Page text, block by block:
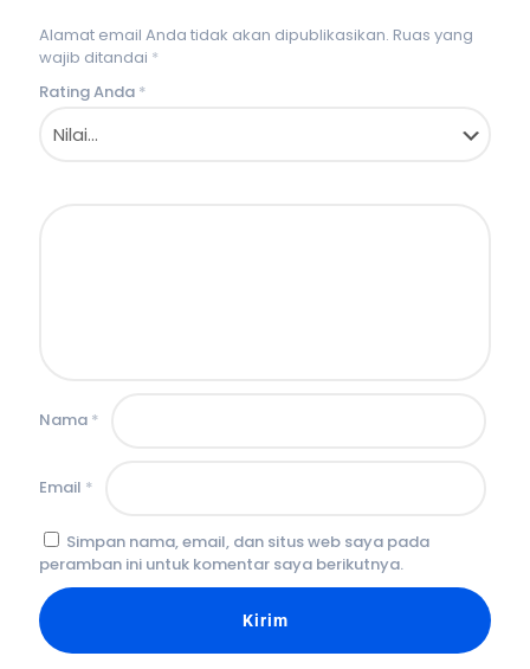
Alamat email Anda tidak akan dipublikasikan. Ruas yang
wajib ditandai *
Rating Anda *
Nama *
Email *
Simpan nama, email, dan situs web saya pada
peramban ini untuk komentar saya berikutnya.